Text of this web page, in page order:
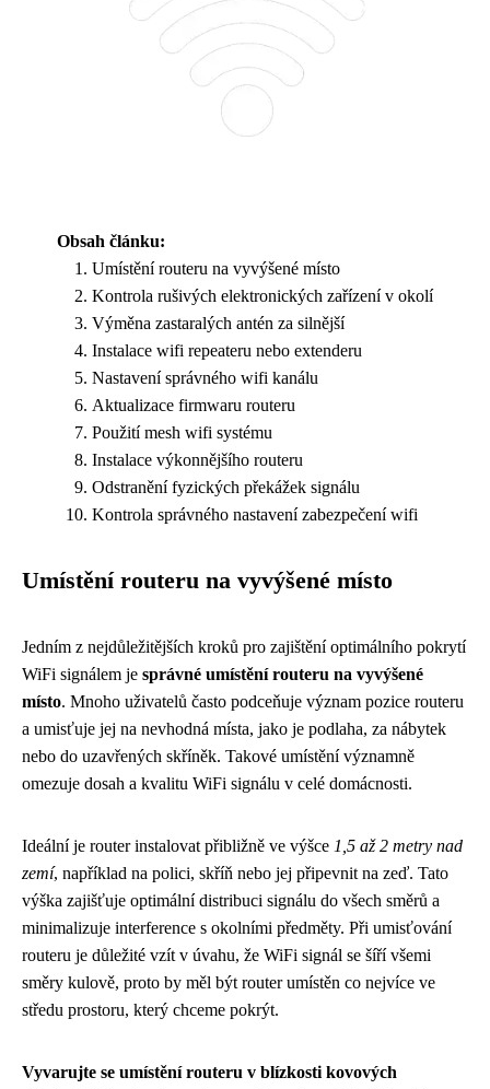
Obsah článku:
Umístění routeru na vyvýšené místo
Kontrola rušivých elektronických zařízení v okolí
Výměna zastaralých antén za silnější
Instalace wifi repeateru nebo extenderu
Nastavení správného wifi kanálu
Aktualizace firmwaru routeru
Použití mesh wifi systému
Instalace výkonnějšího routeru
Odstranění fyzických překážek signálu
Kontrola správného nastavení zabezpečení wifi
Umístění routeru na vyvýšené místo
Jedním z nejdůležitějších kroků pro zajištění optimálního pokrytí
WiFi signálem je správné umístění routeru na vyvýšené
místo. Mnoho uživatelů často podceňuje význam pozice routeru
a umisťuje jej na nevhodná místa, jako je podlaha, za nábytek
nebo do uzavřených skříněk. Takové umístění významně
omezuje dosah a kvalitu WiFi signálu v celé domácnosti.
Ideální je router instalovat přibližně ve výšce 1,5 až 2 metry nad
zemí, například na polici, skříň nebo jej připevnit na zeď. Tato
výška zajišťuje optimální distribuci signálu do všech směrů a
minimalizuje interference s okolními předměty. Při umisťování
routeru je důležité vzít v úvahu, že WiFi signál se šíří všemi
směry kulově, proto by měl být router umístěn co nejvíce ve
středu prostoru, který chceme pokrýt.
Vyvarujte se umístění routeru v blízkosti kovových